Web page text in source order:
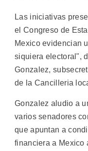
Las iniciativas
el Congreso de
Mexico evidencian
siquiera electoral",
Gonzalez,
de la Cancilleria
Gonzalez aludio a
varios senadores
que apuntan a
financiera a Mexico